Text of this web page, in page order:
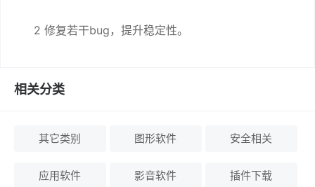
2 修复若干bug，提升稳定性。
相关分类
其它类别 图形软件 安全相关
应用软件 影音软件 插件下载